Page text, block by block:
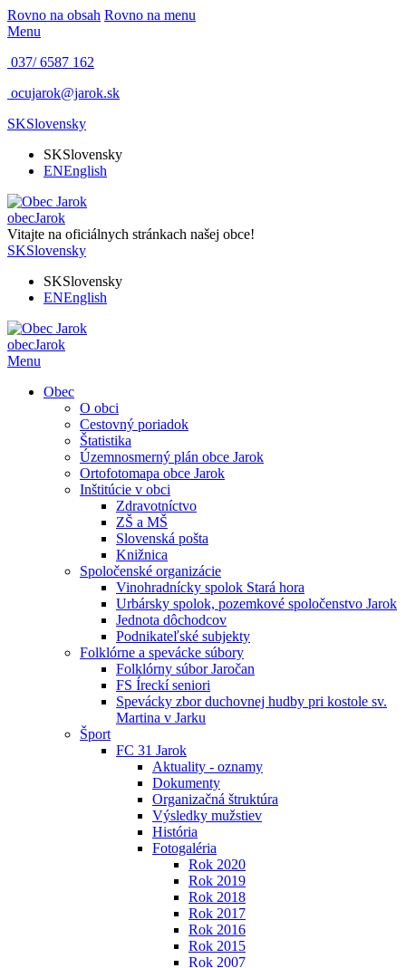
Rovno na obsah Rovno na menu
Menu
037/ 6587 162
ocujarok@jarok.sk
SKSlovensky
SKSlovensky
ENEnglish
obecJarok
Vitajte na oficiálnych stránkach našej obce!
SKSlovensky
SKSlovensky
ENEnglish
obecJarok
Menu
Obec
O obci
Cestovný poriadok
Štatistika
Územnosmerný plán obce Jarok
Ortofotomapa obce Jarok
Inštitúcie v obci
Zdravotníctvo
ZŠ a MŠ
Slovenská pošta
Knižnica
Spoločenské organizácie
Vinohradnícky spolok Stará hora
Urbársky spolok, pozemkové spoločenstvo Jarok
Jednota dôchodcov
Podnikateľské subjekty
Folklórne a spevácke súbory
Folklórny súbor Jaročan
FS Íreckí seniori
Spevácky zbor duchovnej hudby pri kostole sv.
Martina v Jarku
Šport
FC 31 Jarok
Aktuality - oznamy
Dokumenty
Organizačná štruktúra
Výsledky mužstiev
História
Fotogaléria
Rok 2020
Rok 2019
Rok 2018
Rok 2017
Rok 2016
Rok 2015
Rok 2007